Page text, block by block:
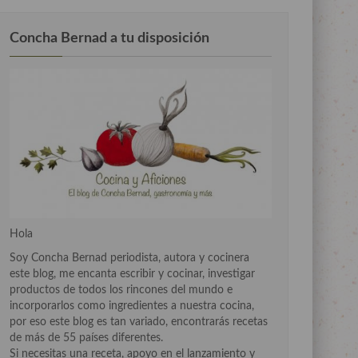
Concha Bernad a tu disposición
Hola
Soy Concha Bernad periodista, autora y cocinera
este blog, me encanta escribir y cocinar, investigar
productos de todos los rincones del mundo e
incorporarlos como ingredientes a nuestra cocina,
por eso este blog es tan variado, encontrarás recetas
de más de 55 países diferentes.
Si necesitas una receta, apoyo en el lanzamiento y